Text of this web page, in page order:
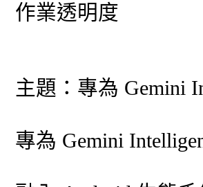
作業透明度
主題：專為 Gemini
專為 Gemini